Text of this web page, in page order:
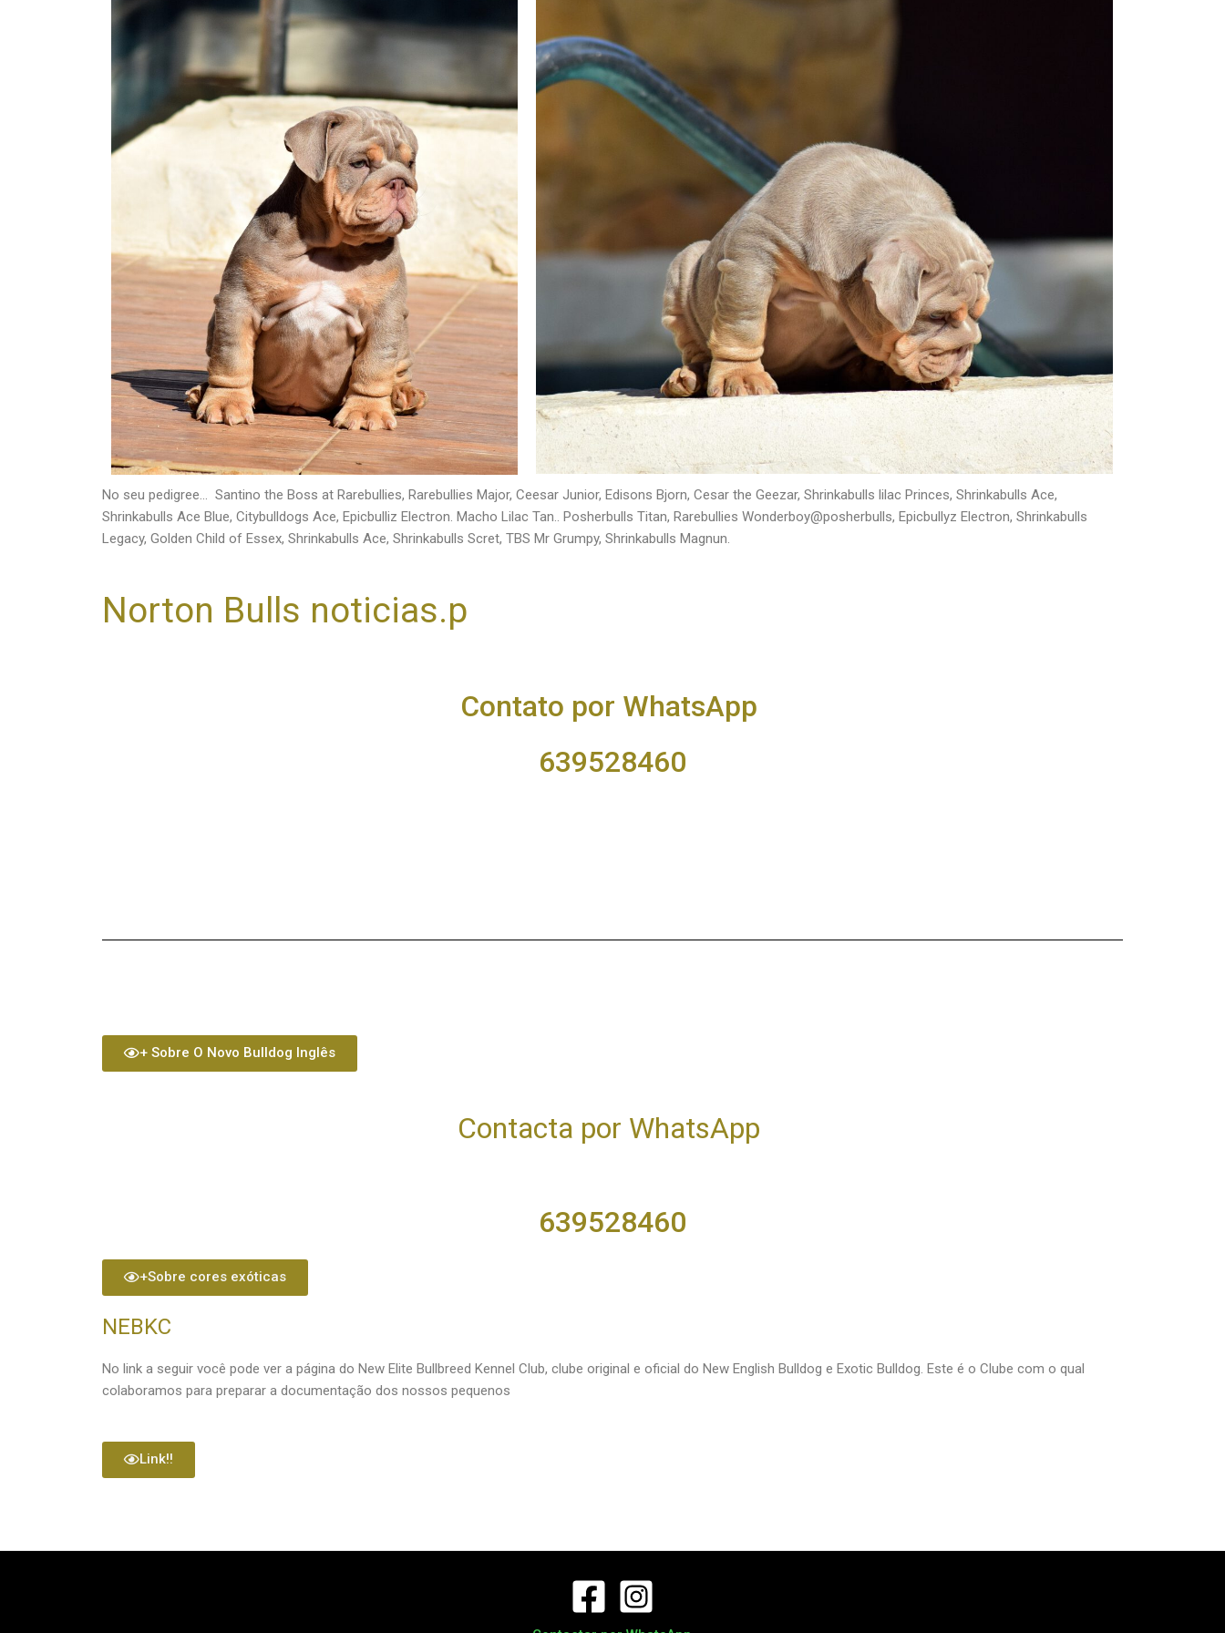
No seu pedigree… Santino the Boss at Rarebullies, Rarebullies Major, Ceesar Junior, Edisons Bjorn, Cesar the Geezar, Shrinkabulls lilac Princes, Shrinkabulls Ace,
Shrinkabulls Ace Blue, Citybulldogs Ace, Epicbulliz Electron. Macho Lilac Tan.. Posherbulls Titan, Rarebullies Wonderboy@posherbulls, Epicbullyz Electron, Shrinkabulls
Legacy, Golden Child of Essex, Shrinkabulls Ace, Shrinkabulls Scret, TBS Mr Grumpy, Shrinkabulls Magnun.
Norton Bulls noticias.p
Contato por WhatsApp
639528460
+ Sobre O Novo Bulldog Inglês
Contacta por WhatsApp
639528460
+Sobre cores exóticas
NEBKC
No link a seguir você pode ver a página do New Elite Bullbreed Kennel Club, clube original e oficial do New English Bulldog e Exotic Bulldog. Este é o Clube com o qual
colaboramos para preparar a documentação dos nossos pequenos
Link!!